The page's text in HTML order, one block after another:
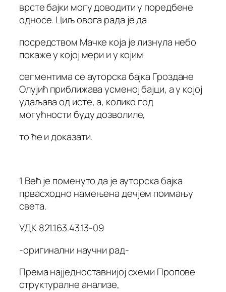
врсте бајки могу доводити у поредбене
односе. Циљ овога рада је да
посредством Мачке која је лизнула небо
покаже у којој мери и у којим
сегментима се ауторска бајка Гроздане
Олујић приближава усменој бајци, а у којој
удаљава од исте, а, колико год
могућности буду дозволиле,
то ће и доказати.
1 Већ је поменуто да је ауторска бајка
првасходно намењена дечјем поимању
света.
УДК 821.163.43.13-09
-оригинални научни рад-
Према најједноставнијој схеми Пропове
структуралне анализе,